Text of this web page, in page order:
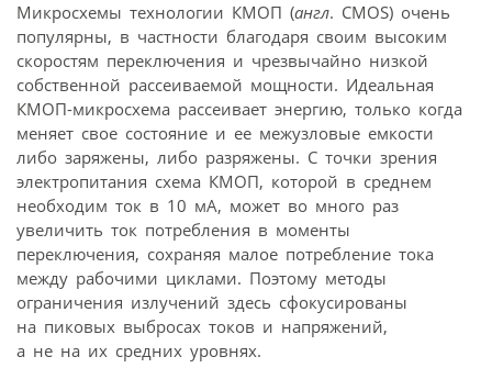
Микросхемы технологии КМОП (англ. CMOS) очень
популярны, в частности благодаря своим высоким
скоростям переключения и чрезвычайно низкой
собственной рассеиваемой мощности. Идеальная
КМОП-микросхема рассеивает энергию, только когда
меняет свое состояние и ее межузловые емкости
либо заряжены, либо разряжены. С точки зрения
электропитания схема КМОП, которой в среднем
необходим ток в 10 мА, может во много раз
увеличить ток потребления в моменты
переключения, сохраняя малое потребление тока
между рабочими циклами. Поэтому методы
ограничения излучений здесь сфокусированы
на пиковых выбросах токов и напряжений,
а не на их средних уровнях.